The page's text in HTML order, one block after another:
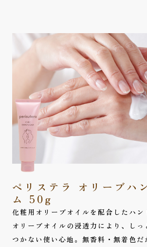
ペリステラ オリーブハ
ム 50g
化粧用オリーブオイルを配合したハン
オリーブオイルの浸透力により、しっ
つかない使い心地。無香料・無着色だ